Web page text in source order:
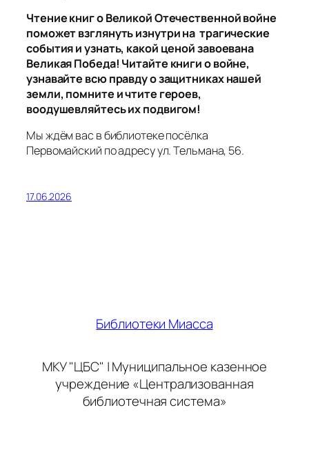
Чтение книг о Великой Отечественной войне
поможет взглянуть изнутри на трагические
события и узнать, какой ценой завоевана
Великая Победа! Читайте книги о войне,
узнавайте всю правду о защитниках нашей
земли, помните и чтите героев,
воодушевляйтесь их подвигом!
Мы ждём вас в библиотеке посёлка
Первомайский по адресу ул. Тельмана, 56.
17.06.2026
Библиотеки Миасса
МКУ "ЦБС" | Муниципальное казенное
учреждение «Централизованная
библиотечная система»